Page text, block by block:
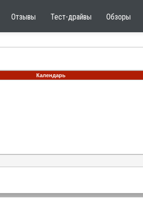
Отзывы Тест-драйвы Обзоры
Календарь